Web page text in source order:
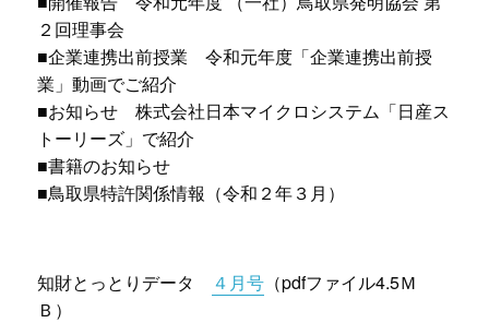
２回理事会
■企業連携出前授業 令和元年度「企業連携出前授
業」動画でご紹介
■お知らせ 株式会社日本マイクロシステム「日産ス
トーリーズ」で紹介
■書籍のお知らせ
■鳥取県特許関係情報（令和２年３月）
知財とっとりデータ ４月号 （pdfファイル4.5Ｍ
Ｂ）